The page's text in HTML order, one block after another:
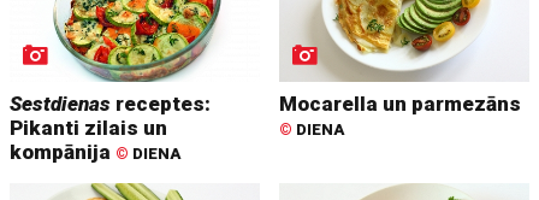
Sestdienas receptes:
Pikanti zilais un
kompānija © DIENA
Mocarella un parmezāns
© DIENA